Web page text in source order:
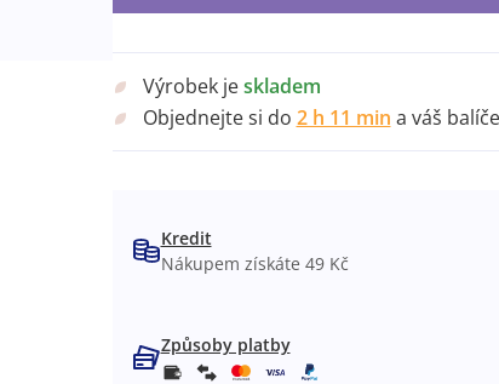
Výrobek jeskladem
Objednejte si do 2 h 11 min a váš
Kredit
Nákupem získáte 49 Kč
Způsoby platby